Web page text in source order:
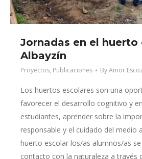
Jornadas en el huerto
Albayzín
Proyectos, Publicaciones ByAmor
Los huertos escolares son una
favorecer el desarrollo cognitivo y
estudiantes, aprender sobre la
responsable y el cuidado del medio
huerto escolar los/as alumnos/as
contacto con la naturaleza a través